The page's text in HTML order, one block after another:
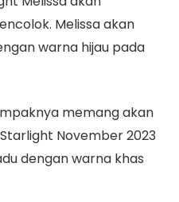
Melissa akan
warna hijau pada
memang akan
November 2023
dengan warna khas